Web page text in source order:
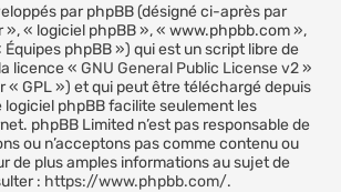
par phpBB (désigné ci-après par
», « logiciel phpBB », « www.phpbb.com »,
phpBB ») qui est un script libre de
licence « GNU General Public License v2»
« GPL ») et qui peut être téléchargé depuis
logiciel phpBB facilite seulement les
phpBB Limited n’est pas responsable de
ou n’acceptons pas comme contenu ou
de plus amples informations au sujet de
: https://www.phpbb.com/.